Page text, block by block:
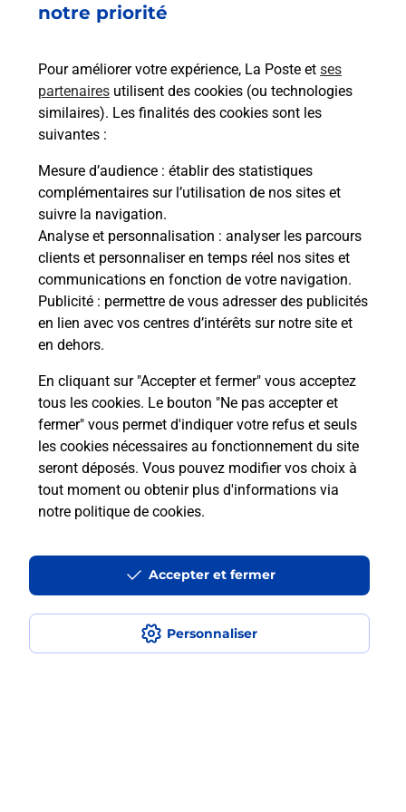
notre priorité
Pour améliorer votre expérience, La Poste et ses
partenaires utilisent des cookies (ou technologies
similaires). Les finalités des cookies sont les
suivantes :
Mesure d’audience : établir des statistiques
complémentaires sur l’utilisation de nos sites et
suivre la navigation.
Analyse et personnalisation : analyser les parcours
clients et personnaliser en temps réel nos sites et
communications en fonction de votre navigation.
Publicité : permettre de vous adresser des publicités
en lien avec vos centres d’intérêts sur notre site et
en dehors.
En cliquant sur "Accepter et fermer" vous acceptez
tous les cookies. Le bouton "Ne pas accepter et
fermer" vous permet d'indiquer votre refus et seuls
les cookies nécessaires au fonctionnement du site
seront déposés. Vous pouvez modifier vos choix à
tout moment ou obtenir plus d'informations via
notre politique de cookies.
Personnaliser
Accepter et fermer
Acheter un iPhone neuf ou reconditionné
Vous recherchez un smartphone pas cher proche
de chez vous ? Découvrez notre offre de
téléphones iPhone Apple dans vos bureaux de
Poste à BLAIN (44130) !
En savoir plus
Questions fréquemment posées
Comment retourner un colis acheté
en ligne depuis votre boîte aux lettres
Comment envoyer un colis ou faire un
retour chez un e-commerçant sans se
déplacer ?
Envoyer un petit colis au meilleur